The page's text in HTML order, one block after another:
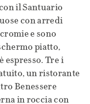
il Santuario
con arredi
e sono
piatto,
espresso. Tre i
un ristorante
Benessere
in roccia con